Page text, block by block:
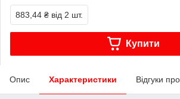
883,44 ₴ від 2 шт.
Купити
Опис Характеристики Відгуки